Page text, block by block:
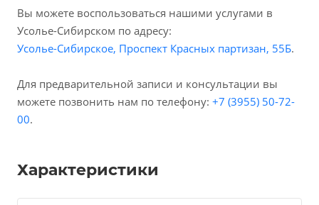
Вы можете воспользоваться нашими услугами в
Усолье-Сибирском по адресу:
Усолье-Сибирское, Проспект Красных партизан, 55Б.
Для предварительной записи и консультации вы
можете позвонить нам по телефону: +7 (3955) 50-72-
00.
Характеристики